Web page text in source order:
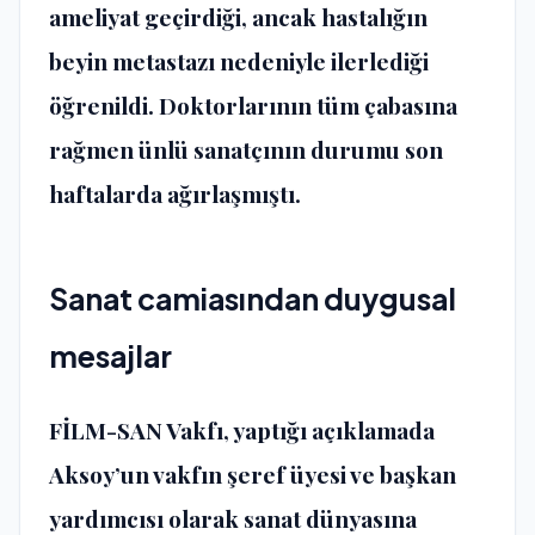
ameliyat geçirdiği, ancak hastalığın
beyin metastazı nedeniyle ilerlediği
öğrenildi. Doktorlarının tüm çabasına
rağmen ünlü sanatçının durumu son
haftalarda ağırlaşmıştı.
Sanat camiasından duygusal
mesajlar
FİLM-SAN Vakfı, yaptığı açıklamada
Aksoy’un vakfın şeref üyesi ve başkan
yardımcısı olarak sanat dünyasına